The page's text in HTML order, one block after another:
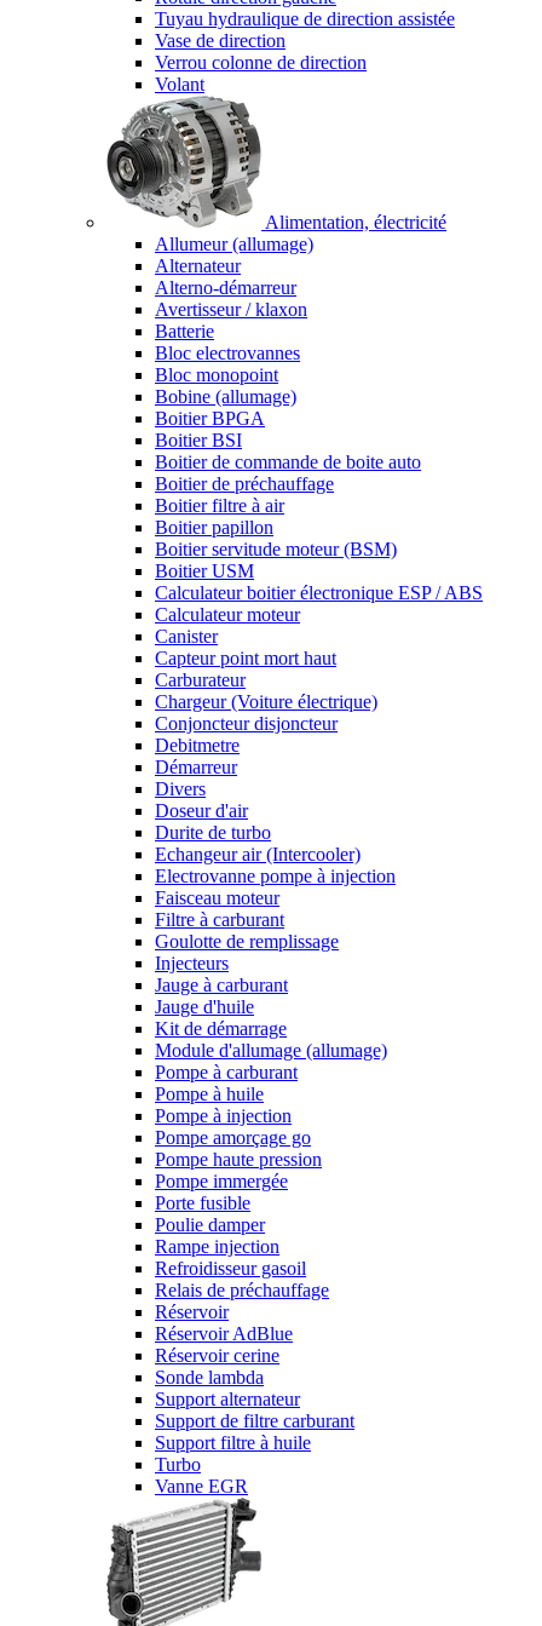
Tuyau hydraulique de direction assistée
Vase de direction
Verrou colonne de direction
Volant
Alimentation, électricité
Allumeur (allumage)
Alternateur
Alterno-démarreur
Avertisseur / klaxon
Batterie
Bloc electrovannes
Bloc monopoint
Bobine (allumage)
Boitier BPGA
Boitier BSI
Boitier de commande de boite auto
Boitier de préchauffage
Boitier filtre à air
Boitier papillon
Boitier servitude moteur (BSM)
Boitier USM
Calculateur boitier électronique ESP / ABS
Calculateur moteur
Canister
Capteur point mort haut
Carburateur
Chargeur (Voiture électrique)
Conjoncteur disjoncteur
Debitmetre
Démarreur
Divers
Doseur d'air
Durite de turbo
Echangeur air (Intercooler)
Electrovanne pompe à injection
Faisceau moteur
Filtre à carburant
Goulotte de remplissage
Injecteurs
Jauge à carburant
Jauge d'huile
Kit de démarrage
Module d'allumage (allumage)
Pompe à carburant
Pompe à huile
Pompe à injection
Pompe amorçage go
Pompe haute pression
Pompe immergée
Porte fusible
Poulie damper
Rampe injection
Refroidisseur gasoil
Relais de préchauffage
Réservoir
Réservoir AdBlue
Réservoir cerine
Sonde lambda
Support alternateur
Support de filtre carburant
Support filtre à huile
Turbo
Vanne EGR